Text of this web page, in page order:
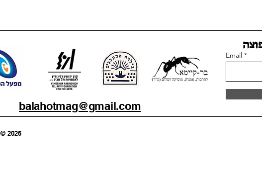
balahotmag@gmail.com
Email
© 2026